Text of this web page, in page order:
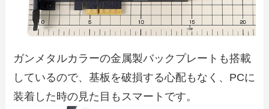
ガンメタルカラーの金属製バックプレートも搭載
しているので、基板を破損する心配もなく、PCに
装着した時の見た目もスマートです。